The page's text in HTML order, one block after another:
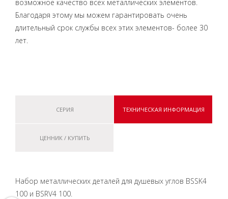
возможное качество всех металлических элементов.
Благодаря этому мы можем гарантировать очень
длительный срок службы всех этих элементов- более 30
лет.
СЕРИЯ ТЕХНИЧЕСКАЯ ИНФОРМАЦИЯ
ЦЕННИК / КУПИТЬ
Набор металлических деталей для душевых углов BSSK4
100 и BSRV4 100.